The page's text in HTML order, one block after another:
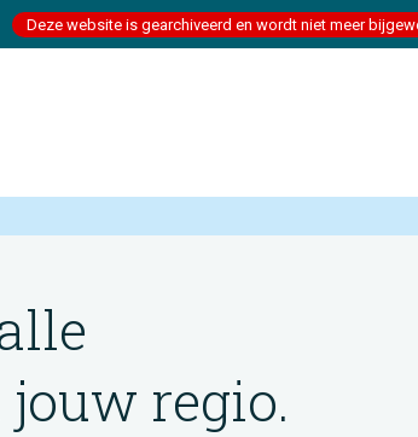
Deze website is gearchiveerd en wordt niet meer
regio.